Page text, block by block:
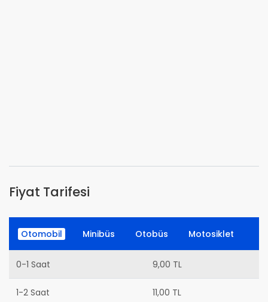
Fiyat Tarifesi
Otomobil Minibüs Otobüs Motosiklet
0-1 Saat 9,00 TL
1-2 Saat 11,00 TL